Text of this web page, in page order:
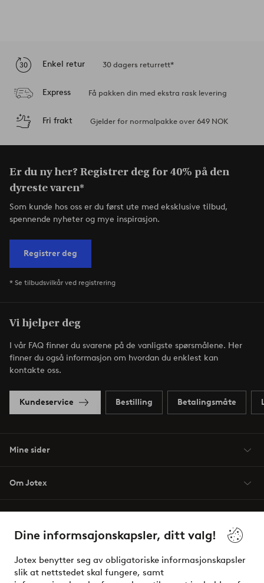
Dine informsajonskapsler, ditt valg!
Jotex benytter seg av obligatoriske informasjonskapsler
slik at nettstedet skal fungere, samt
Enkel retur 30 dagers returrett*
Express Få pakken din med ekstra rask levering
Fri frakt Gjelder for normalpakke over 649 NOK
Er du ny her? Registrer deg for 40% på den
dyreste varen*
Som kunde hos oss er du først ute med eksklusive tilbud,
spennende nyheter og mye inspirasjon.
Registrer deg
* Se tilbudsvilkår ved registrering
Vi hjelper deg
I vår FAQ finner du svarene på de vanligste spørsmålene. Her
finner du også informasjon om hvordan du enklest kan
kontakte oss.
Kundeservice Bestilling Betalingsmåte
Mine sider
Om Jotex